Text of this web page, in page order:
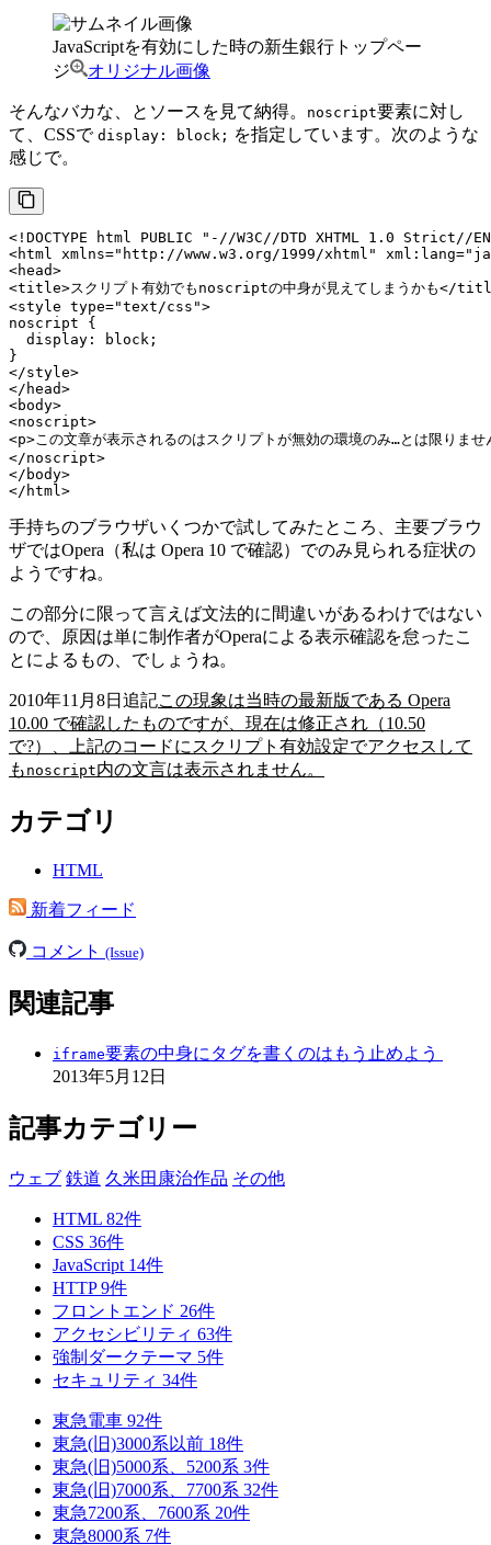
JavaScriptを有効にした時の新生銀行トップペー
ジ
オリジナル画像
そんなバカな、とソースを見て納得。 noscript要素に対し
て、CSSで display: block; を指定しています。次のような
感じで。
<!DOCTYPE html PUBLIC
"-//W3C//DTD XHTML 1.0 Strict//
<html xmlns="http://www.w3.org/1999/xhtml" xml:lang=
<head>
<title>スクリプト有効でもnoscriptの中身が見えてしまうかも</
<style type="text/css">
noscript {
display : block;
</style>
</ head>
<body>
<noscript>
<p>この文章が表示されるのはスクリプトが無効の環境のみ…とは限りませ
</noscript>
</ body>
</ html>
手持ちのブラウザいくつかで試してみたところ、主要ブラウ
ザではOpera（私は Opera 10 で確認）でのみ見られる症状の
ようですね。
この部分に限って言えば文法的に間違いがあるわけではない
ので、原因は単に制作者がOperaによる表示確認を怠ったこ
とによるもの、でしょうね。
2010年11月8日追記この現象は当時の最新版である Opera
10.00 で確認したものですが、現在は修正され（10.50
で?）、上記のコードにスクリプト有効設定でアクセスして
も noscript内の文言は表示されません。
カテゴリ
HTML
新着フィード
コメント (Issue)
関連記事
iframe要素の中身にタグを書くのはもう止めよう
2013年5月12日
記事カテゴリー
ウェブ 鉄道 久米田康治作品 その他
HTML 82件
CSS 36件
JavaScript 14件
HTTP9件
フロントエンド 26件
アクセシビリティ 63件
強制ダークテーマ 5件
セキュリティ 34件
東急電車 92件
東急(旧)3000系以前 18件
東急(旧)5000系、5200系 3件
東急(旧)7000系、7700系 32件
東急7200系、7600系 20件
東急8000系 7件